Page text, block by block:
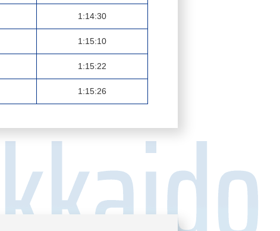
1:14:30
1:15:10
1:15:22
1:15:26